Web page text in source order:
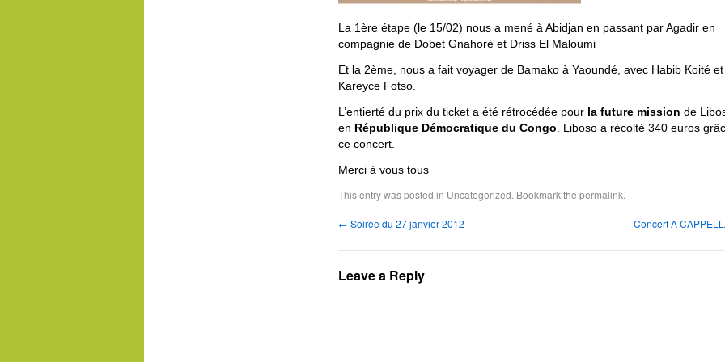
La 1ère étape (le 15/02) nous a mené à Abidjan en passant par Agadir en
compagnie de Dobet Gnahoré et Driss El Maloumi
Et la 2ème, nous a fait voyager de Bamako à Yaoundé, avec Habib Koité et
Kareyce Fotso.
L’entierté du prix du ticket a été rétrocédée pour la future mission de
en République Démocratique du Congo . Liboso a récolté 340 euros
ce concert.
Merci à vous tous
This entry was posted in Uncategorized. Bookmark the permalink.
← Soirée du 27 janvier 2012 Concert A
Leave a Reply